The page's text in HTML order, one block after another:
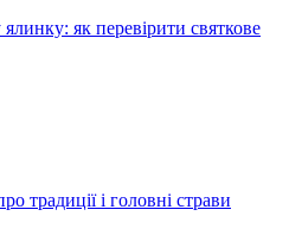
як перевірити святкове
традиції і головні страви